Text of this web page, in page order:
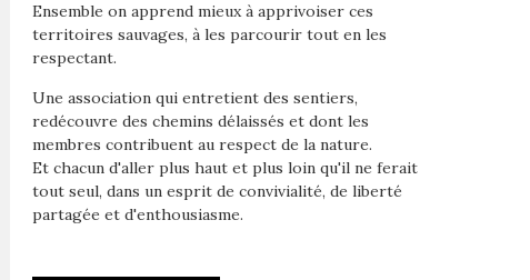
Ensemble on apprend mieux à apprivoiser ces
territoires sauvages, à les parcourir tout en les
respectant.
Une association qui entretient des sentiers,
redécouvre des chemins délaissés et dont les
membres contribuent au respect de la nature.
Et chacun d'aller plus haut et plus loin qu'il ne ferait
tout seul, dans un esprit de convivialité, de liberté
partagée et d'enthousiasme.